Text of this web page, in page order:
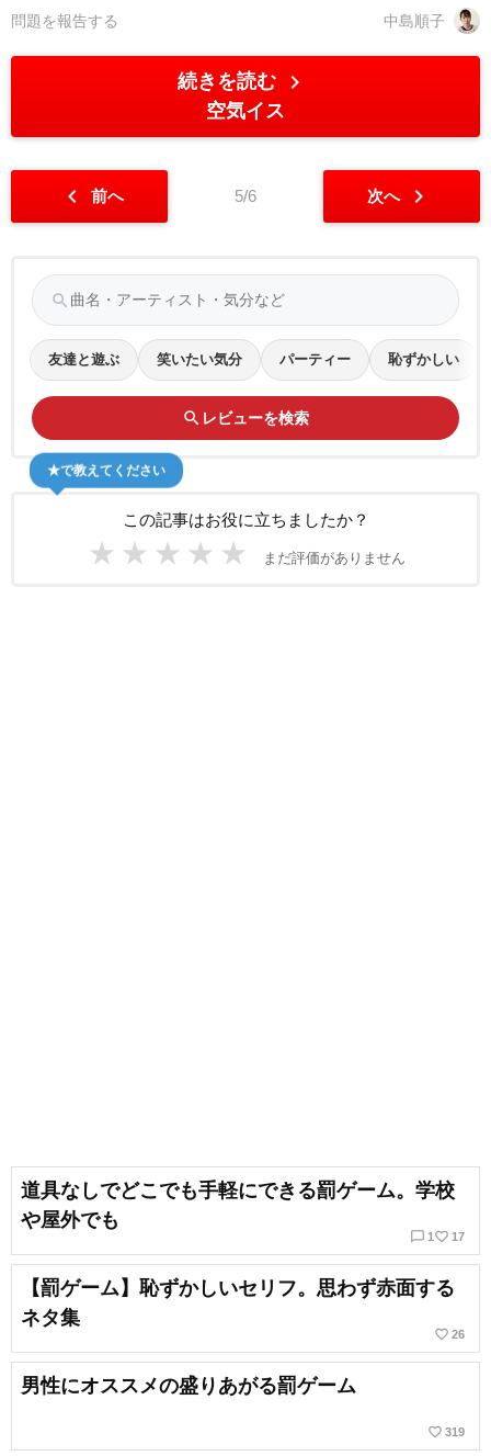
中島順子
問題を報告する
続きを読む chevron_right
空気イス
chevron_left 前へ 5/6 次へ chevron_right
search
友達と遊ぶ 笑いたい気分 パーティー 恥ずかしい
search レビューを検索
この記事はお役に立ちましたか？
★ ★ ★ ★ ★ まだ評価がありません
★で教えてください
道具なしでどこでも手軽にできる罰ゲーム。学校
や屋外でも
chat_bubble_outline 1favorite_border 17
【罰ゲーム】恥ずかしいセリフ。思わず赤面する
ネタ集
favorite_border 26
男性にオススメの盛りあがる罰ゲーム
favorite_border 319